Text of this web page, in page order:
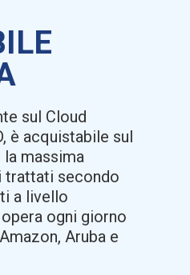
sul Cloud
è acquistabile sul
la massima
trattati secondo
a livello
ogni giorno
Aruba e